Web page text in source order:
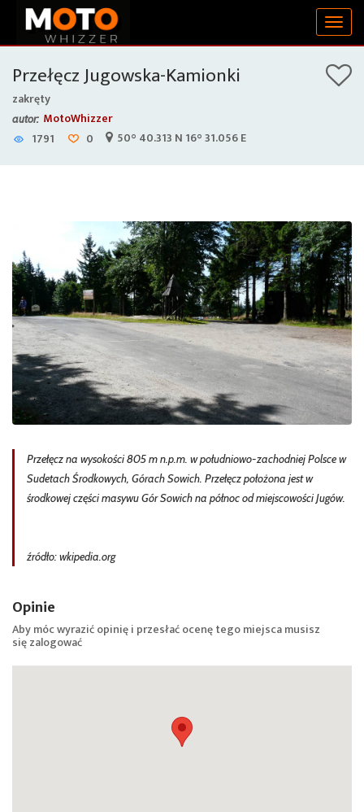
Przełęcz Jugowska-Kamionki
zakręty
autor: MotoWhizzer
1791
0 50° 40.313 N 16° 31.056 E
Przełęcz na wysokości 805 m n.p.m. w południowo-zachodniej Polsce w
Sudetach Środkowych, Górach Sowich. Przełęcz położona jest w
środkowej części masywu Gór Sowich na północ od miejscowości Jugów.
źródło: wkipedia.org
Opinie
Aby móc wyrazić opinię i przesłać ocenę tego miejsca musisz
sięzalogować